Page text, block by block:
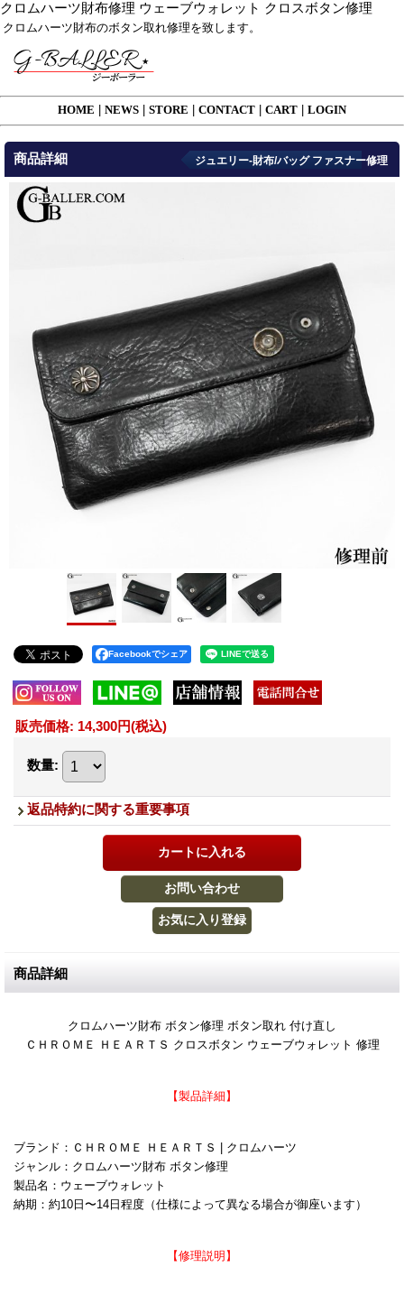
クロムハーツ財布修理 ウェーブウォレット クロスボタン修理
クロムハーツ財布のボタン取れ修理を致します。
HOME NEWS STORE CONTACT CART LOGIN
商品詳細 ジュエリー-財布/バッグ ファスナー修理
Facebookでシェア
販売価格: 14,300円(税込)
数量:
返品特約に関する重要事項
商品詳細
クロムハーツ財布 ボタン修理 ボタン取れ 付け直し
ＣＨＲＯＭＥ ＨＥＡＲＴＳ クロスボタン ウェーブウォレット 修理
【製品詳細】
ブランド：ＣＨＲＯＭＥ ＨＥＡＲＴＳ | クロムハーツ
ジャンル：クロムハーツ財布 ボタン修理
製品名：ウェーブウォレット
納期：約10日〜14日程度（仕様によって異なる場合が御座います）
【修理説明】